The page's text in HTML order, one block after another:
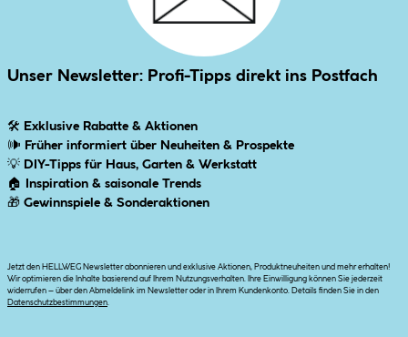
Unser Newsletter: Profi-Tipps direkt ins Postfach
🛠 Exklusive Rabatte & Aktionen
🕪 Früher informiert über Neuheiten & Prospekte
💡 DIY-Tipps für Haus, Garten & Werkstatt
🏠
Inspiration & saisonale Trends
🎁 Gewinnspiele & Sonderaktionen
Jetzt den HELLWEG Newsletter abonnieren und exklusive Aktionen, Produktneuheiten und mehr erhalten!
Wir optimieren die Inhalte basierend auf Ihrem Nutzungsverhalten. Ihre Einwilligung können Sie jederzeit
widerrufen – über den Abmeldelink im Newsletter oder in Ihrem Kundenkonto. Details finden Sie in den
Datenschutzbestimmungen